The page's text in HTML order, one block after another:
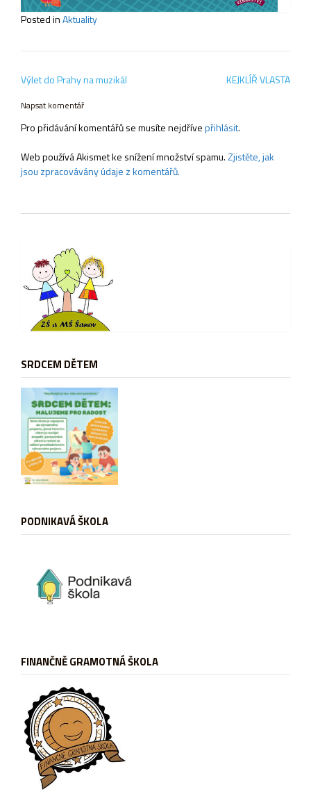
Posted inAktuality
Navigace
pro
příspěvek
Výlet do Prahy na muzikál KEJKLÍŘ VLASTA
Napsat komentář
Pro přidávání komentářů se musíte nejdřívepřihlásit.
Web používá Akismet ke snížení množství spamu.Zjistěte, jak
jsou zpracovávány údaje z komentářů.
SRDCEM DĚTEM
PODNIKAVÁ ŠKOLA
FINANČNĚ GRAMOTNÁ ŠKOLA